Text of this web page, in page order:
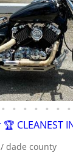
• • • • • • •
dade county